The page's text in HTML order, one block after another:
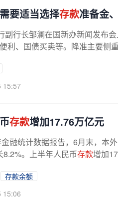
要适当选择存款准备金
副行长邹澜在国新办新闻发布
利、国债买卖等。降准主要侧
15:57
存款增加17.76万亿元
融统计数据报告，6月末，本
。上半年人民币存款增加
存款余额
15:06